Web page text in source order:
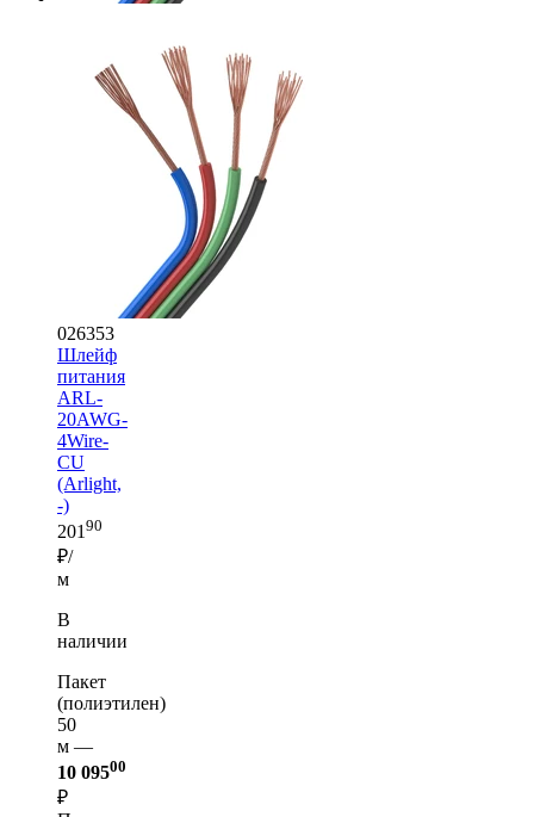
026353
Шлейф
питания
ARL-
20AWG-
4Wire-
CU
(Arlight,
-)
201 90
₽/
м
В
наличии
Пакет
(полиэтилен)
50
м —
10 09500
₽